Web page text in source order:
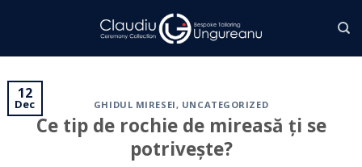
12
Dec GHIDUL MIRESEI, UNCATEGORIZED
Ce tip de rochie de mireasă ți se
potrivește?